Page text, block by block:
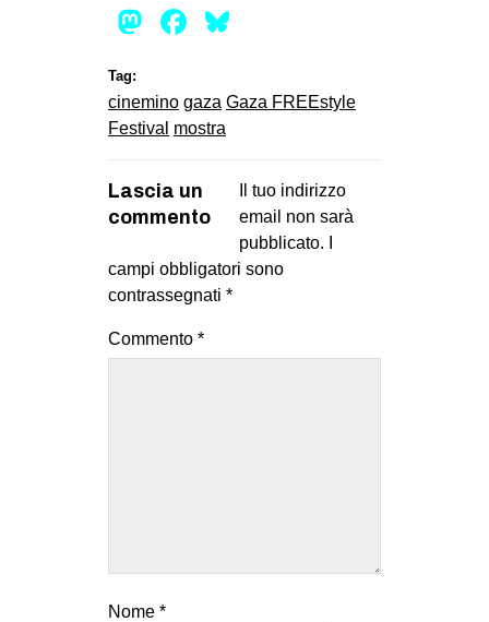
Mastodon
Facebook
Tag:
cinemino gaza Gaza FREEstyle
Festival mostra
Lascia un
commento
Il tuo indirizzo
email non sarà
pubblicato.
campi obbligatori sono
contrassegnati *
Commento *
Nome *